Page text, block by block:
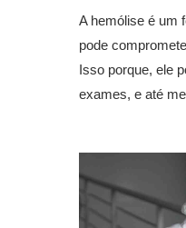
A hemólise é um
pode
Isso porque, ele
exames, e até